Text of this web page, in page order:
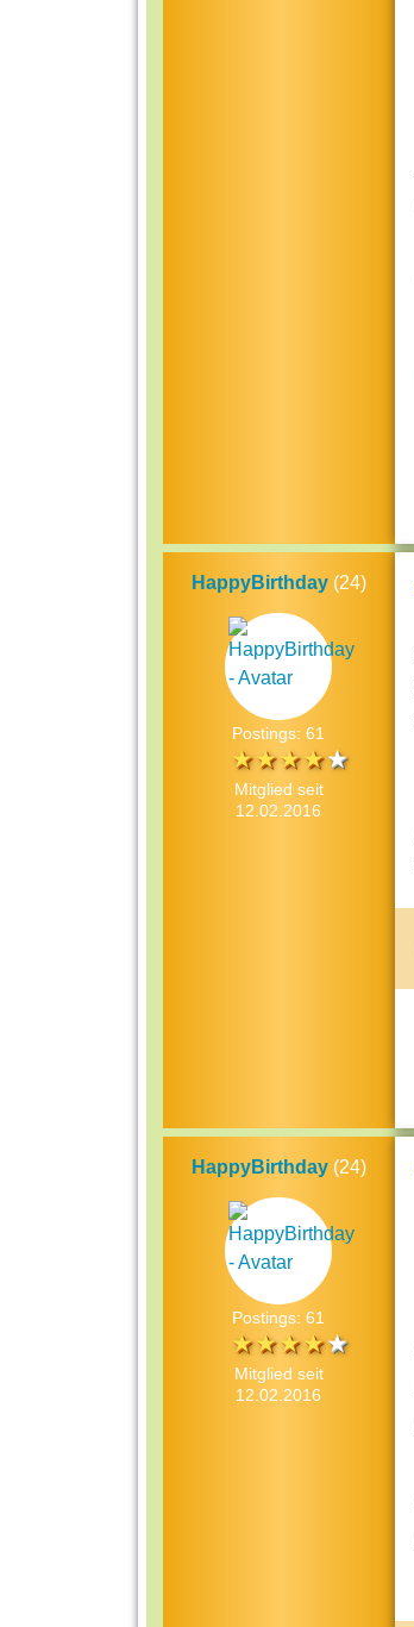
HappyBirthday(24)
Postings: 61
Mitglied seit
12.02.2016
HappyBirthday(24)
Postings: 61
Mitglied seit
12.02.2016